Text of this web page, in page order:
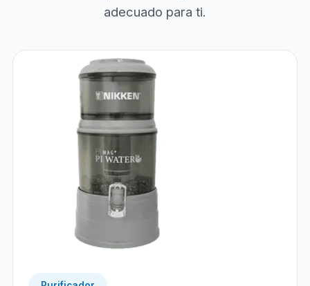
adecuado para ti.